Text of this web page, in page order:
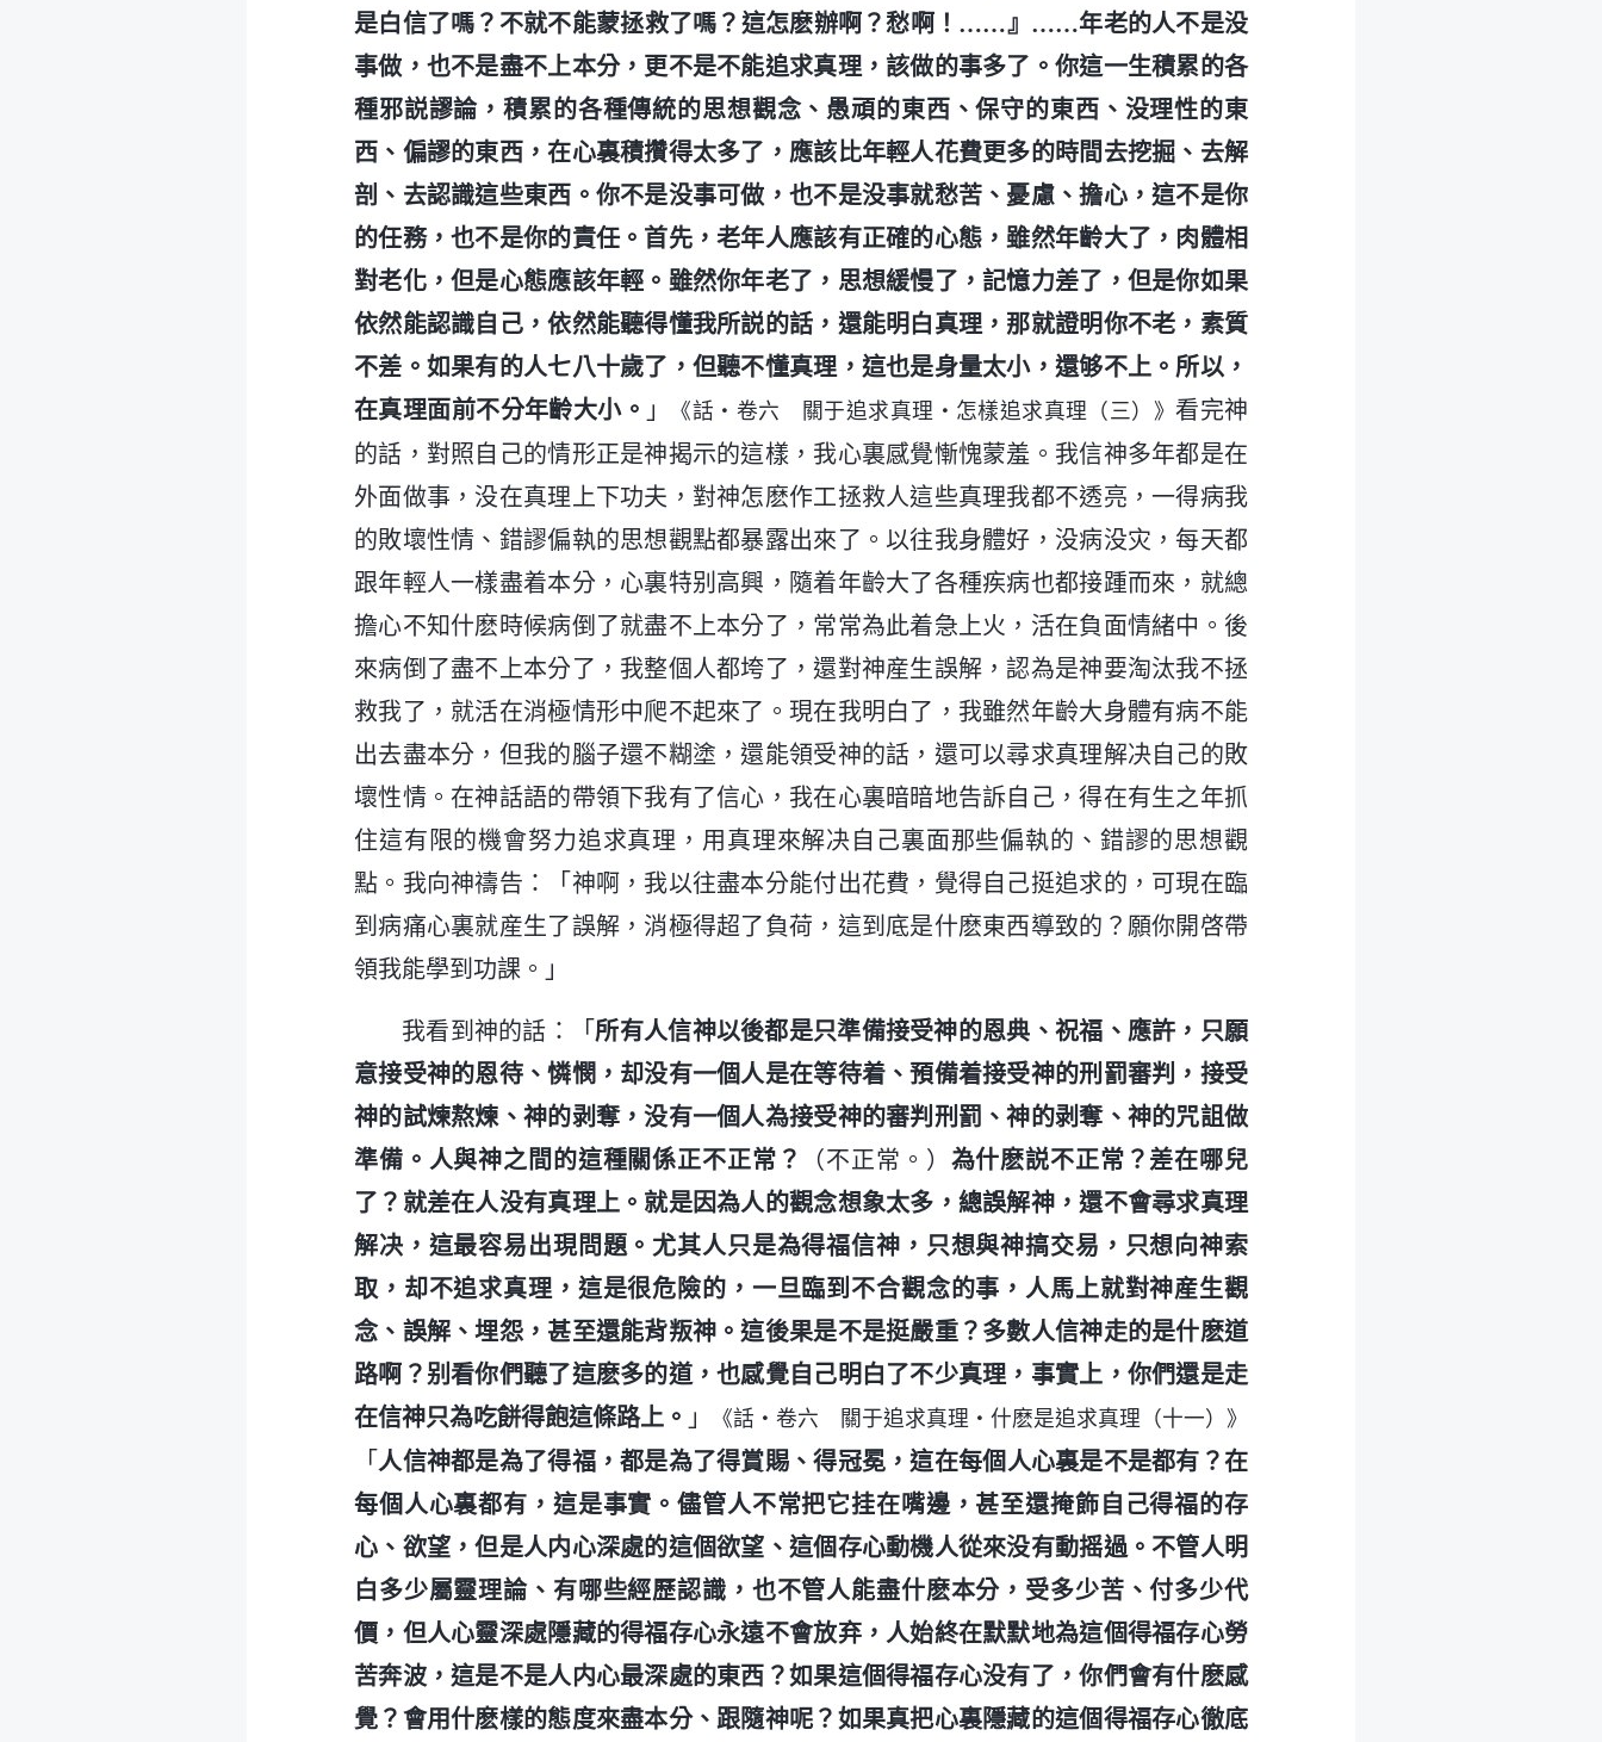
是白信了嗎？不就不能蒙拯救了嗎？這怎麽辦啊？愁啊！……』……年老的人不是没
事做，也不是盡不上本分，更不是不能追求真理，該做的事多了。你這一生積累的各
種邪説謬論，積累的各種傳統的思想觀念、愚頑的東西、保守的東西、没理性的東
西、偏謬的東西，在心裏積攢得太多了，應該比年輕人花費更多的時間去挖掘、去解
剖、去認識這些東西。你不是没事可做，也不是没事就愁苦、憂慮、擔心，這不是你
的任務，也不是你的責任。首先，老年人應該有正確的心態，雖然年齡大了，肉體相
對老化，但是心態應該年輕。雖然你年老了，思想緩慢了，記憶力差了，但是你如果
依然能認識自己，依然能聽得懂我所説的話，還能明白真理，那就證明你不老，素質
不差。如果有的人七八十歲了，但聽不懂真理，這也是身量太小，還够不上。所以，
在真理面前不分年齡大小。 」 《話・卷六 關于追求真理・怎樣追求真理（三）》看完神
的話，對照自己的情形正是神揭示的這樣，我心裏感覺慚愧蒙羞。我信神多年都是在
外面做事，没在真理上下功夫，對神怎麽作工拯救人這些真理我都不透亮，一得病我
的敗壞性情、錯謬偏執的思想觀點都暴露出來了。以往我身體好，没病没灾，每天都
跟年輕人一樣盡着本分，心裏特别高興，隨着年齡大了各種疾病也都接踵而來，就總
擔心不知什麽時候病倒了就盡不上本分了，常常為此着急上火，活在負面情緒中。後
來病倒了盡不上本分了，我整個人都垮了，還對神産生誤解，認為是神要淘汰我不拯
救我了，就活在消極情形中爬不起來了。現在我明白了，我雖然年齡大身體有病不能
出去盡本分，但我的腦子還不糊塗，還能領受神的話，還可以尋求真理解决自己的敗
壞性情。在神話語的帶領下我有了信心，我在心裏暗暗地告訴自己，得在有生之年抓
住這有限的機會努力追求真理，用真理來解决自己裏面那些偏執的、錯謬的思想觀
點。我向神禱告：「神啊，我以往盡本分能付出花費，覺得自己挺追求的，可現在臨
到病痛心裏就産生了誤解，消極得超了負荷，這到底是什麽東西導致的？願你開啓帶
領我能學到功課。」
我看到神的話：「 所有人信神以後都是只準備接受神的恩典、祝福、應許，只願
意接受神的恩待、憐憫，却没有一個人是在等待着、預備着接受神的刑罰審判，接受
神的試煉熬煉、神的剥奪，没有一個人為接受神的審判刑罰、神的剥奪、神的咒詛做
準備。人與神之間的這種關係正不正常？
（不正常。） 為什麽説不正常？差在哪兒
了？就差在人没有真理上。就是因為人的觀念想象太多，總誤解神，還不會尋求真理
解决，這最容易出現問題。尤其人只是為得福信神，只想與神搞交易，只想向神索
取，却不追求真理，這是很危險的，一旦臨到不合觀念的事，人馬上就對神産生觀
念、誤解、埋怨，甚至還能背叛神。這後果是不是挺嚴重？多數人信神走的是什麽道
路啊？别看你們聽了這麽多的道，也感覺自己明白了不少真理，事實上，你們還是走
在信神只為吃餅得飽這條路上。 」 《話・卷六 關于追求真理・什麽是追求真理（十一）》
「 人信神都是為了得福，都是為了得賞賜、得冠冕，這在每個人心裏是不是都有？在
每個人心裏都有，這是事實。儘管人不常把它挂在嘴邊，甚至還掩飾自己得福的存
心、欲望，但是人内心深處的這個欲望、這個存心動機人從來没有動摇過。不管人明
白多少屬靈理論、有哪些經歷認識，也不管人能盡什麽本分，受多少苦、付多少代
價，但人心靈深處隱藏的得福存心永遠不會放弃，人始終在默默地為這個得福存心勞
苦奔波，這是不是人内心最深處的東西？如果這個得福存心没有了，你們會有什麽感
覺？會用什麽樣的態度來盡本分、跟隨神呢？如果真把心裏隱藏的這個得福存心徹底